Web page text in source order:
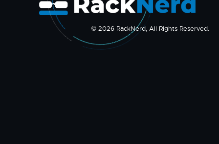
© 2026 RackNerd, All Rights Reserved.